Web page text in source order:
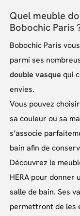
Quel meuble
Bobochic Paris
Bobochic Paris
parmi ses
double vasque qui
envies.
Vous pouvez
sa couleur ou sa
s’associe
bain afin de
Découvrez le
HERA pour donner
salle de bain. Ses
permettront de les